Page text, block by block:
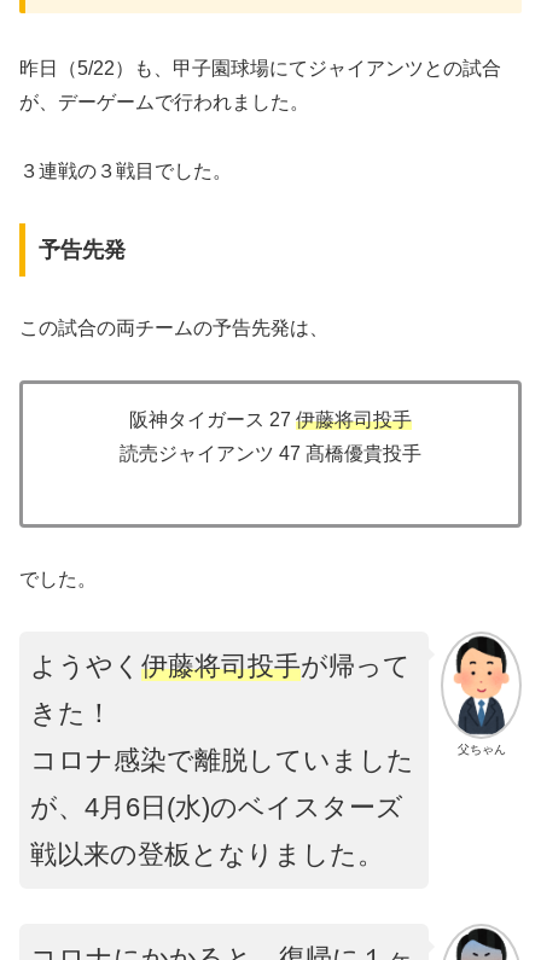
昨日（5/22）も、甲子園球場にてジャイアンツとの試合
が、デーゲームで行われました。
３連戦の３戦目でした。
予告先発
この試合の両チームの予告先発は、
阪神タイガース 27 伊藤将司投手
読売ジャイアンツ 47 髙橋優貴投手
でした。
父ちゃん
ようやく 伊藤将司投手が帰って
きた！
コロナ感染で離脱していました
が、4月6日(水)のベイスターズ
戦以来の登板となりました。